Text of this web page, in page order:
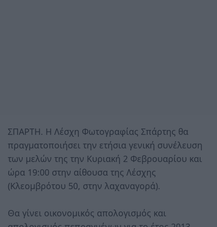
ΣΠΑΡΤΗ. Η Λέσχη Φωτογραφίας Σπάρτης θα
πραγματοποιήσει την ετήσια γενική συνέλευση
των μελών της την Κυριακή 2 Φεβρουαρίου και
ώρα 19:00 στην αίθουσα της Λέσχης
(Κλεομβρότου 50, στην λαχαναγορά).
Θα γίνει οικονομικός απολογισμός και